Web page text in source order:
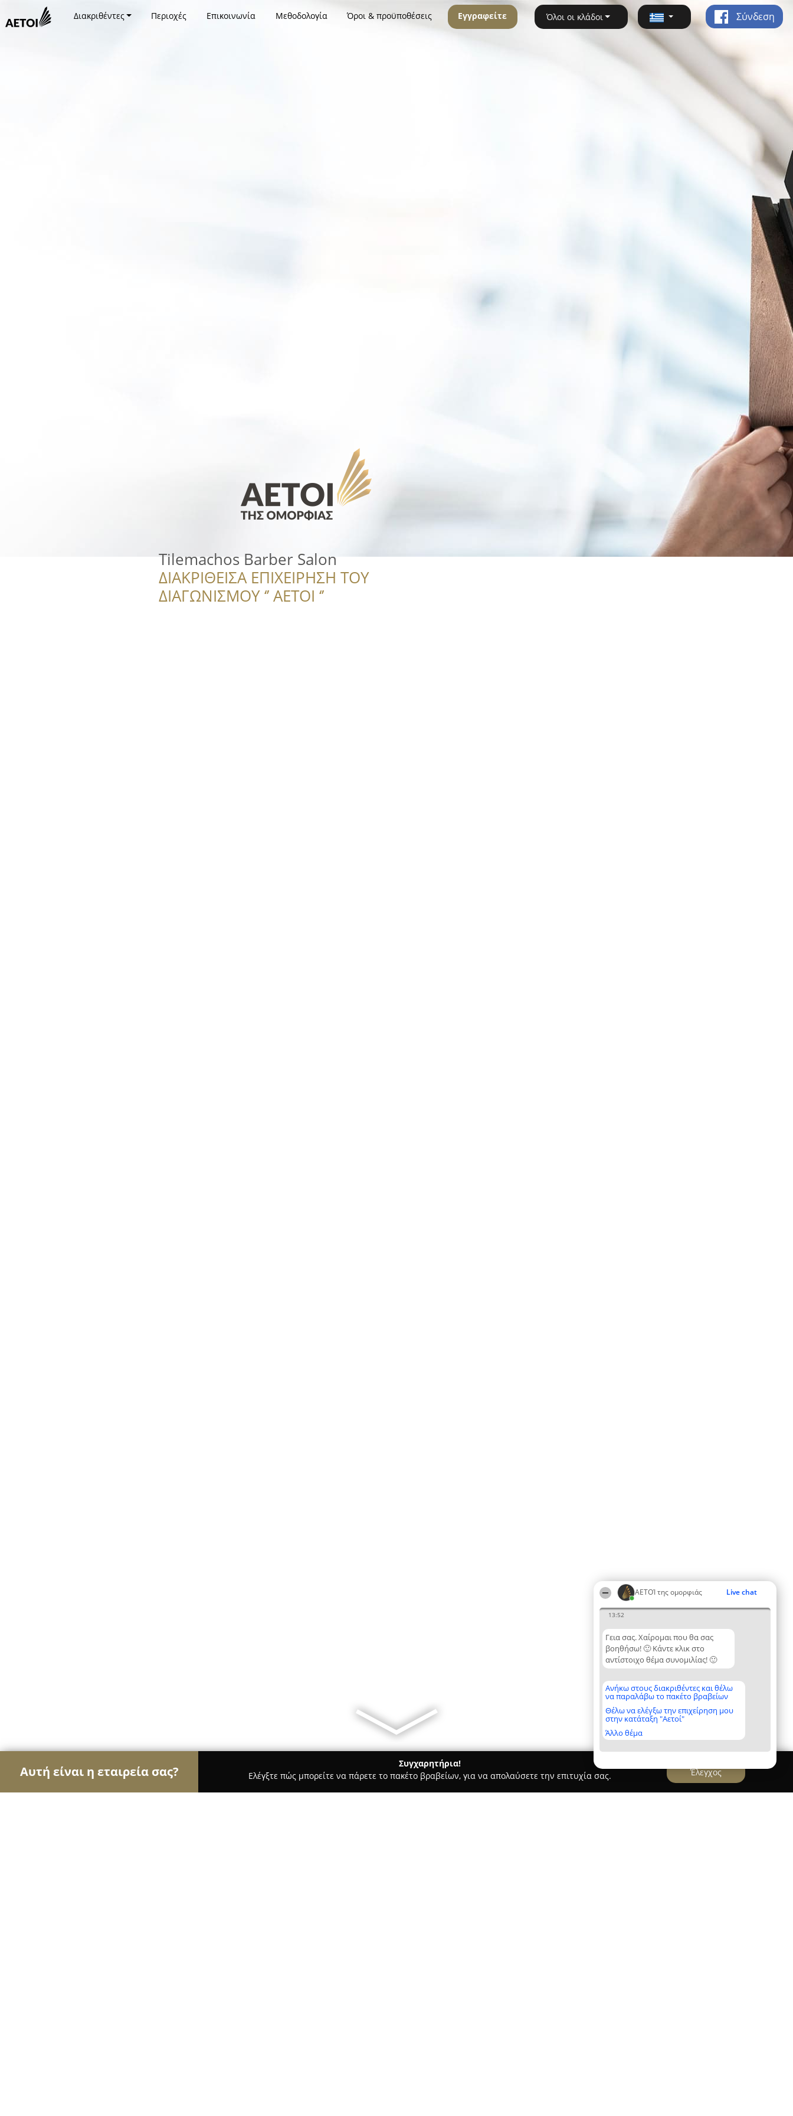
ΑΕΤΟΊ της ομορφιάς Live chat
13:52
Γεια σας. Χαίρομαι που θα σας
βοηθήσω! 🙂 Κάντε κλικ στο
αντίστοιχο θέμα συνομιλίας! 🙂
Ανήκω στους διακριθέντες και θέλω
να παραλάβω το πακέτο βραβείων
Θέλω να ελέγξω την επιχείρηση μου
στην κατάταξη "Αετοί"
Άλλο θέμα
Διακριθέντες Περιοχές Επικοινωνία Μεθοδολογία Όροι & προϋποθέσεις Εγγραφείτε Όλοι οι κλάδοι Σύνδεση
Tilemachos Barber Salon
ΔΙΑΚΡΙΘΕΙΣΑ ΕΠΙΧΕΙΡΗΣΗ ΤΟΥ
ΔΙΑΓΩΝΙΣΜΟΥ ‘’ ΑΕΤΟΙ ‘’
Αυτή είναι η εταιρεία σας?
Συγχαρητήρια!
Ελέγξτε πώς μπορείτε να πάρετε το πακέτο βραβείων, για να απολαύσετε την επιτυχία σας.
Έλεγχος